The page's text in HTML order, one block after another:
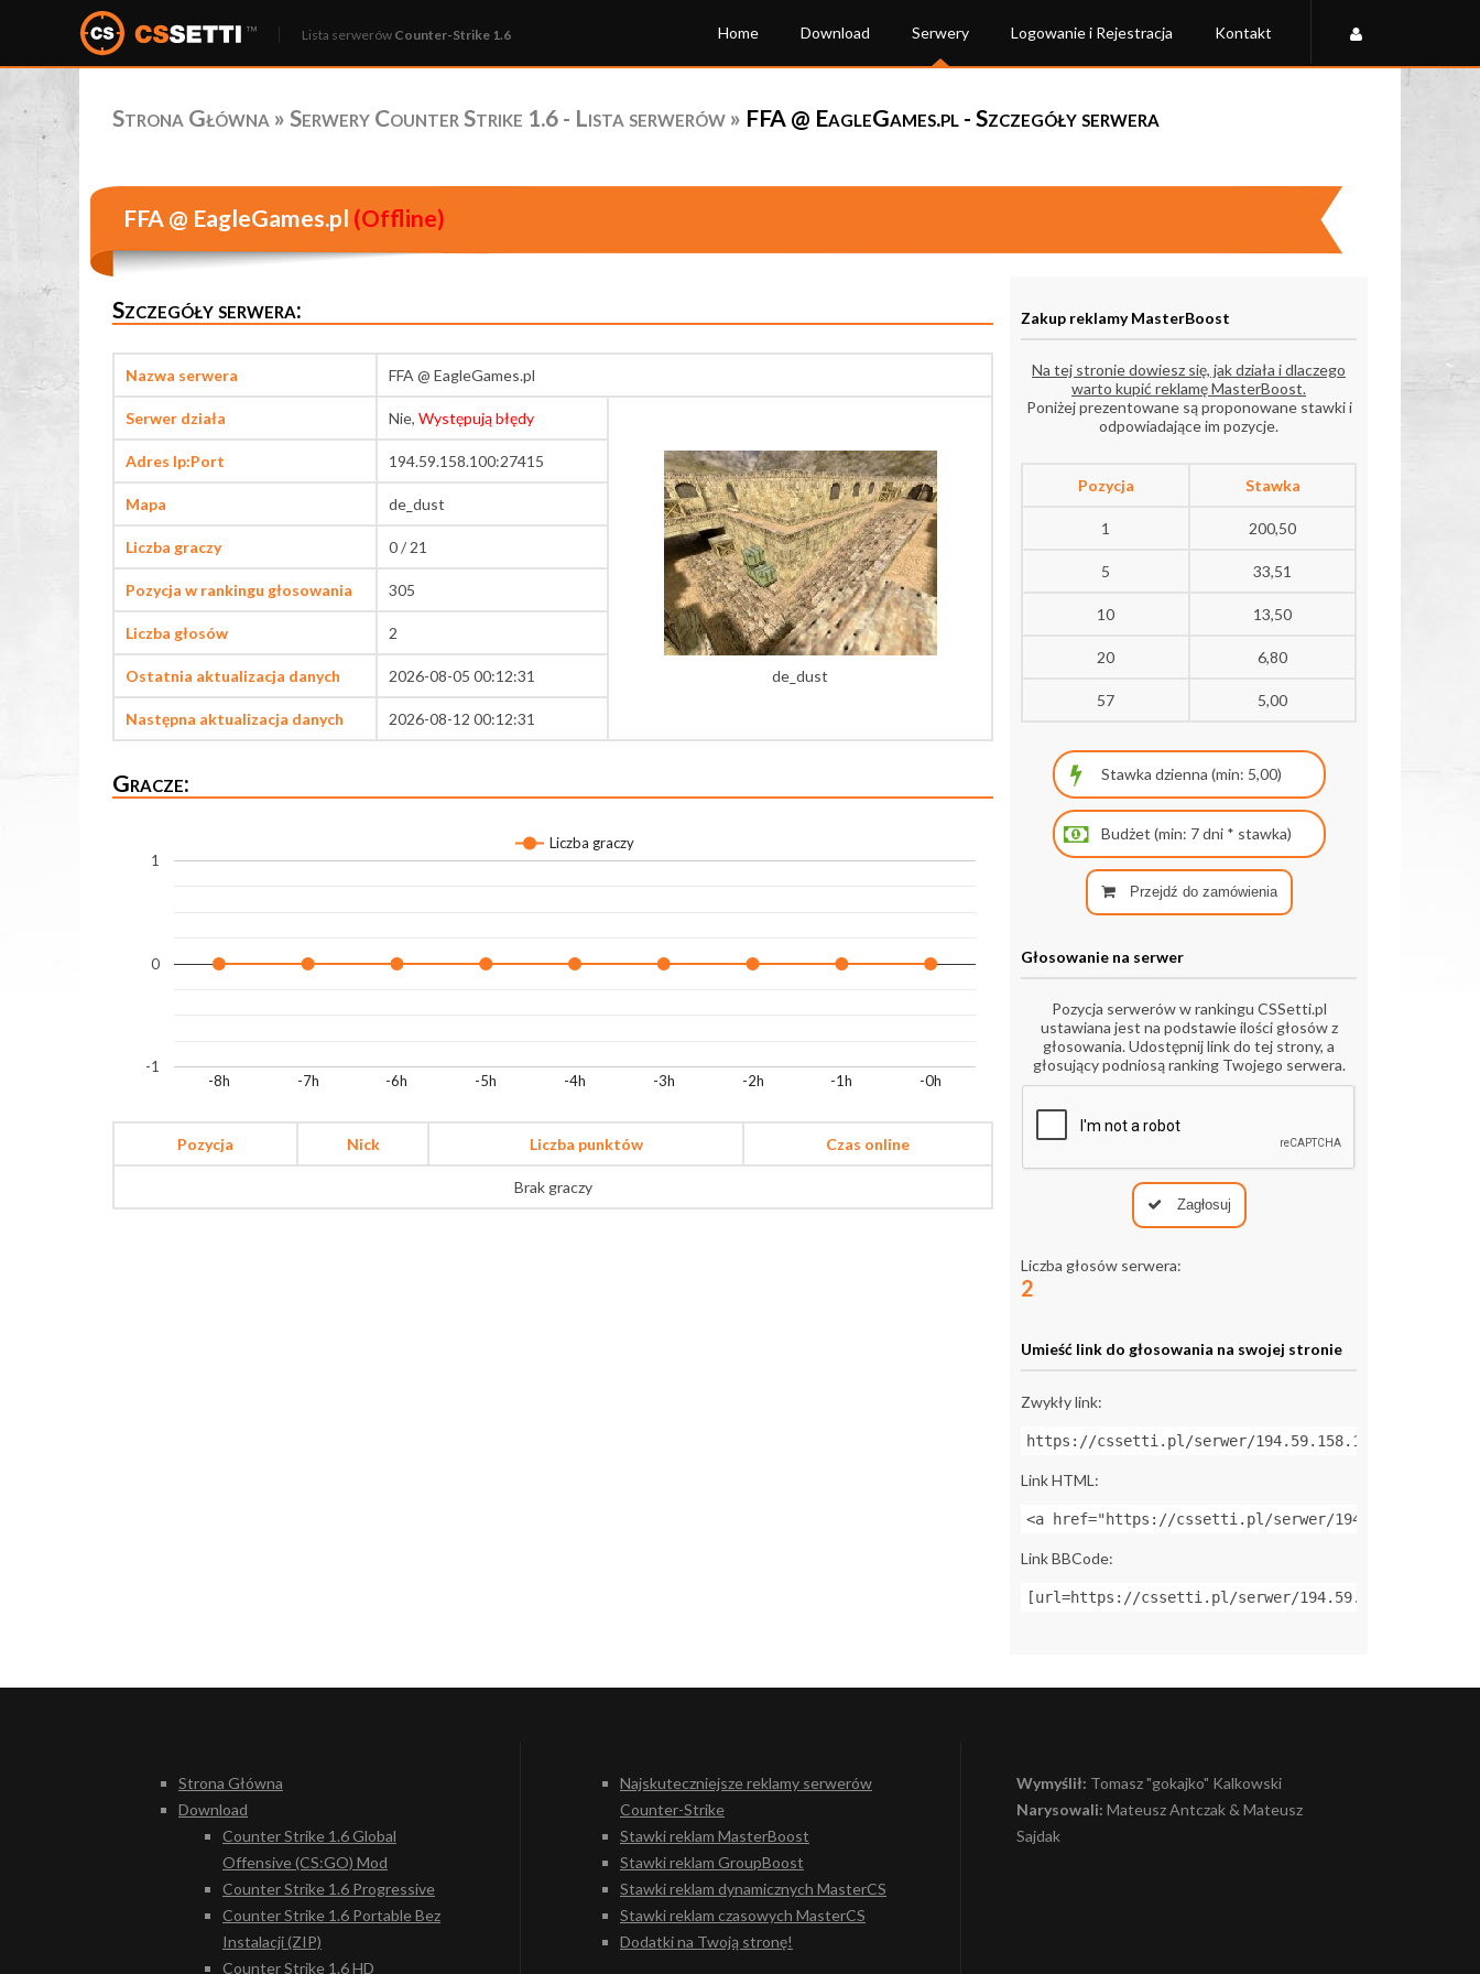
Lista serwerów Counter-Strike 1.6 Home Download Serwery Logowanie i Rejestracja Kontakt
Strona Główna » Serwery Counter Strike 1.6 - Lista serwerów » FFA @ EagleGames.pl - Szczegóły serwera
FFA @ EagleGames.pl (Offline)
Szczegóły serwera:
Nazwa serwera FFA @ EagleGames.pl
Serwer działa Nie, Występują błędy
de_dust
Adres Ip:Port 194.59.158.100:27415
Mapa de_dust
Liczba graczy 0 / 21
Pozycja w rankingu głosowania 305
Liczba głosów 2
Ostatnia aktualizacja danych 2026-08-05 00:12:31
Następna aktualizacja danych 2026-08-12 00:12:31
Gracze:
Liczba graczy
-8h -7h -6h -5h -4h -3h -2h -1h -0h
-1
0
1
Pozycja Nick Liczba punktów Czas online
Brak graczy
Zakup reklamy MasterBoost
Na tej stronie dowiesz się, jak działa i dlaczego
warto kupić reklamę MasterBoost.
Poniżej prezentowane są proponowane stawki i
odpowiadające im pozycje.
Pozycja Stawka
1 200,50
5 33,51
10 13,50
20 6,80
57 5,00
Przejdź do zamówienia
Głosowanie na serwer
Pozycja serwerów w rankingu CSSetti.pl
ustawiana jest na podstawie ilości głosów z
głosowania. Udostępnij link do tej strony, a
głosujący podniosą ranking Twojego serwera.
Zagłosuj
Liczba głosów serwera:
2
Umieść link do głosowania na swojej stronie
Zwykły link:
https://cssetti.pl/serwer/194.59.158.100:27415
Link HTML:
<a href="https://cssetti.pl/serwer/
Link BBCode:
[url=https://cssetti.pl/serwer/
Strona Główna
Download
Counter Strike 1.6 Global
Offensive (CS:GO) Mod
Counter Strike 1.6 Progressive
Counter Strike 1.6 Portable Bez
Instalacji (ZIP)
Counter Strike 1.6 HD
Najskuteczniejsze reklamy serwerów
Counter-Strike
Stawki reklam MasterBoost
Stawki reklam GroupBoost
Stawki reklam dynamicznych MasterCS
Stawki reklam czasowych MasterCS
Dodatki na Twoją stronę!
Wymyślił: Tomasz "gokajko" Kalkowski
Narysowali: Mateusz Antczak & Mateusz
Sajdak